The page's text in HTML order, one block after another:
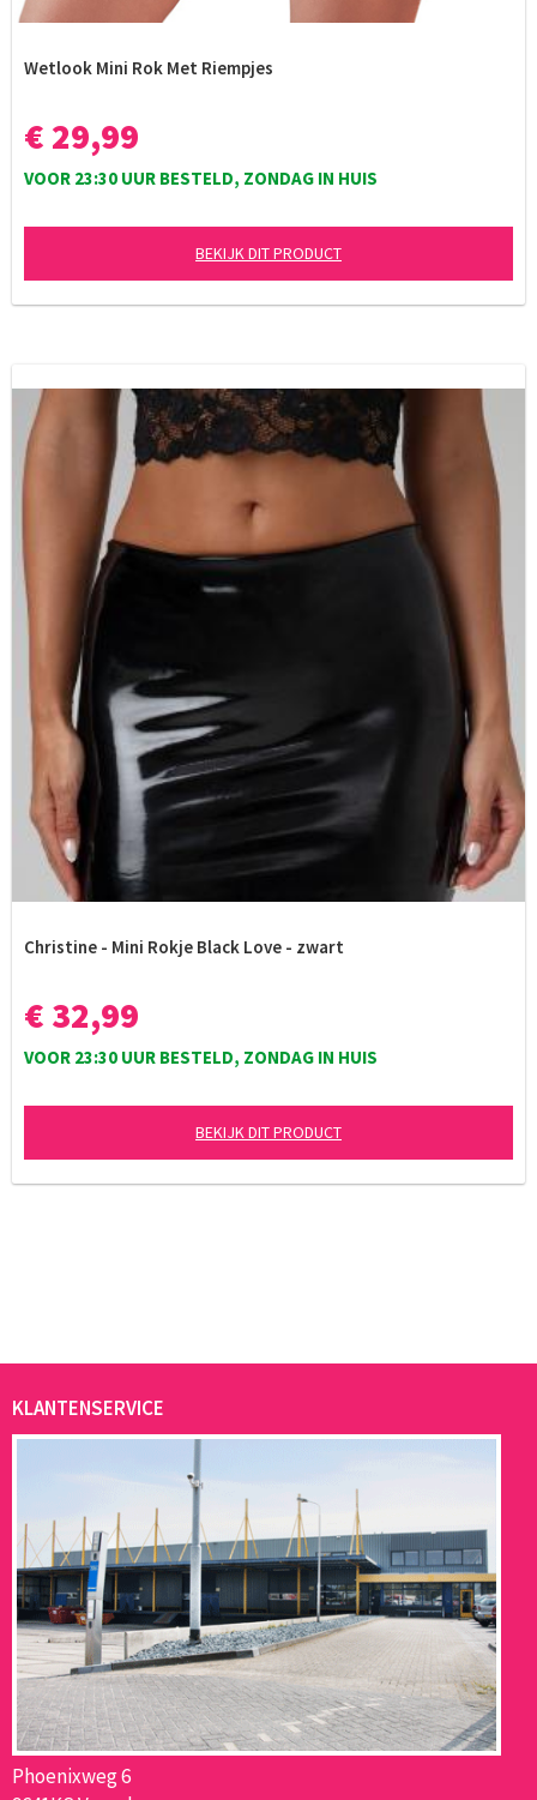
Wetlook Mini Rok Met Riempjes
€ 29,99
VOOR 23:30 UUR BESTELD, ZONDAG IN HUIS
BEKIJK DIT PRODUCT
Christine - Mini Rokje Black Love - zwart
€ 32,99
VOOR 23:30 UUR BESTELD, ZONDAG IN HUIS
BEKIJK DIT PRODUCT
KLANTENSERVICE
Phoenixweg 6